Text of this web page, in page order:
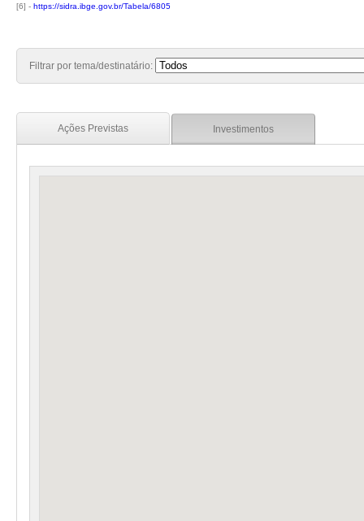
[6] - https://sidra.ibge.gov.br/Tabela/6805
Filtrar por tema/destinatário:
Ações Previstas Investimentos